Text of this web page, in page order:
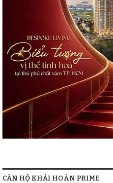
CĂN HỘ KHẢI HOÀN PRIME